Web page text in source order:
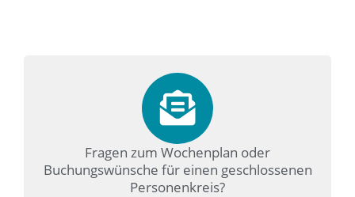
Fragen zum Wochenplan oder
Buchungswünsche für einen geschlossenen
Personenkreis?